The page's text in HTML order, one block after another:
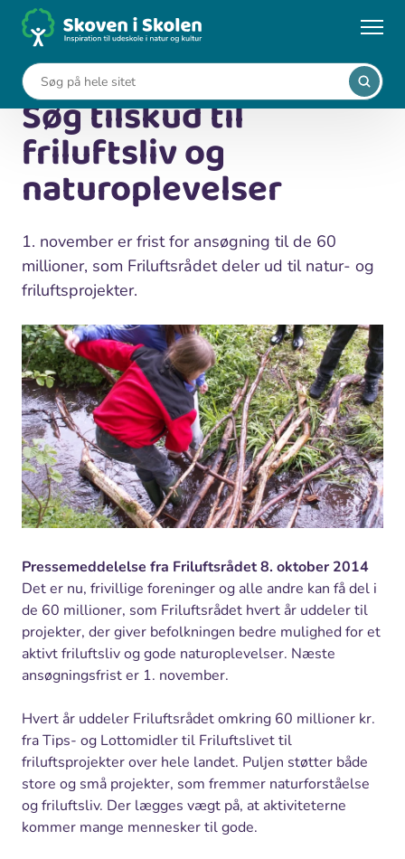
... Nyheder Søg tilskud til friluftsliv og naturoplevelser
8. oktober 2014
Søg tilskud til
friluftsliv og
naturoplevelser
1. november er frist for ansøgning til de 60
millioner, som Friluftsrådet deler ud til natur- og
friluftsprojekter.
Pressemeddelelse fra Friluftsrådet 8. oktober 2014
Det er nu, frivillige foreninger og alle andre kan få del i
de 60 millioner, som Friluftsrådet hvert år uddeler til
projekter, der giver befolkningen bedre mulighed for et
aktivt friluftsliv og gode naturoplevelser. Næste
ansøgningsfrist er 1. november.
Hvert år uddeler Friluftsrådet omkring 60 millioner kr.
fra Tips- og Lottomidler til Friluftslivet til
friluftsprojekter over hele landet. Puljen støtter både
store og små projekter, som fremmer naturforståelse
og friluftsliv. Der lægges vægt på, at aktiviteterne
kommer mange mennesker til gode.